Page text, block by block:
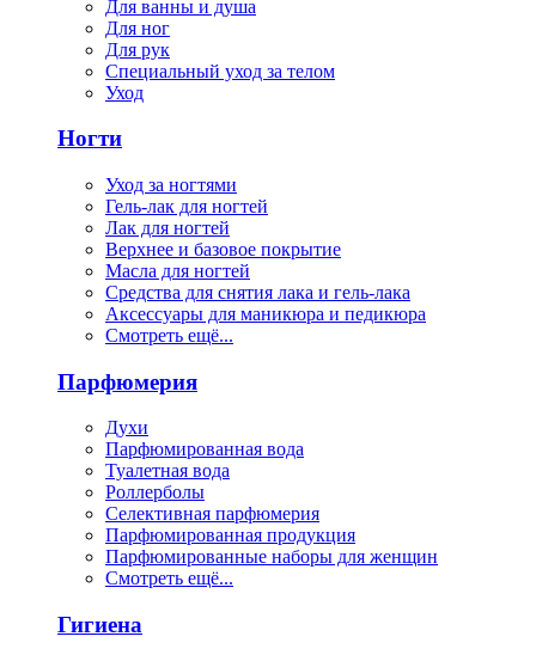
Для ванны и душа
Для ног
Для рук
Специальный уход за телом
Уход
Ногти
Уход за ногтями
Гель-лак для ногтей
Лак для ногтей
Верхнее и базовое покрытие
Масла для ногтей
Средства для снятия лака и гель-лака
Аксессуары для маникюра и педикюра
Смотреть ещё...
Парфюмерия
Духи
Парфюмированная вода
Туалетная вода
Роллерболы
Селективная парфюмерия
Парфюмированная продукция
Парфюмированные наборы для женщин
Смотреть ещё...
Гигиена